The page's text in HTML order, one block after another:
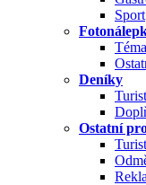
Sport
Deníky
Ostatní